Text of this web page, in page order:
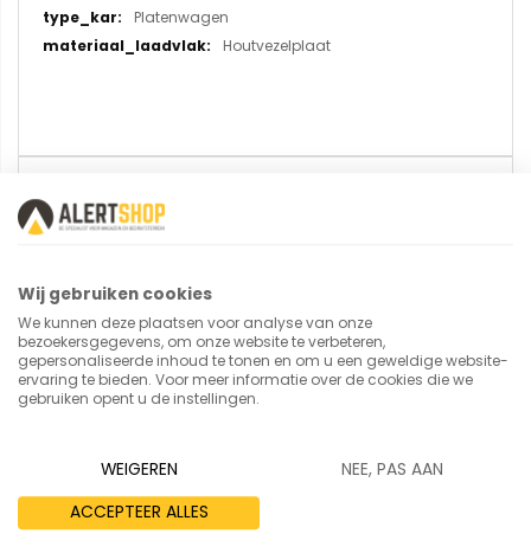
Platenwagen
Houtvezelplaat
U plaatst een review over:
Verrijdbare kast 2449 met
Uw naam
Wij gebruiken cookies
We kunnen deze plaatsen voor analyse van onze
bezoekersgegevens, om onze website te verbeteren,
gepersonaliseerde inhoud te tonen en om u een geweldige website-
ervaring te bieden. Voor meer informatie over de cookies die we
gebruiken opent u de instellingen.
WEIGEREN
NEE, PAS AAN
ACCEPTEER ALLES